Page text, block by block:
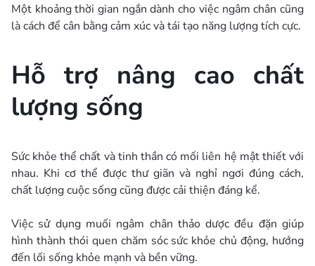
Một khoảng thời gian ngắn dành cho việc ngâm chân cũng
là cách để cân bằng cảm xúc và tái tạo năng lượng tích cực.
Hỗ trợ nâng cao chất
lượng sống
Sức khỏe thể chất và tinh thần có mối liên hệ mật thiết với
nhau. Khi cơ thể được thư giãn và nghỉ ngơi đúng cách,
chất lượng cuộc sống cũng được cải thiện đáng kể.
Việc sử dụng muối ngâm chân thảo dược đều đặn giúp
hình thành thói quen chăm sóc sức khỏe chủ động, hướng
đến lối sống khỏe mạnh và bền vững.